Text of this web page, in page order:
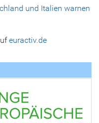
und Italien warnen
euractiv.de